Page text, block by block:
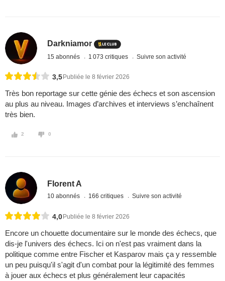
Darkniamor
15 abonnés 1 073 critiques Suivre son activité
3,5 Publiée le 8 février 2026
Très bon reportage sur cette génie des échecs et son ascension
au plus au niveau. Images d’archives et interviews s’enchaînent
très bien.
2 0
Florent A
10 abonnés 166 critiques Suivre son activité
4,0 Publiée le 8 février 2026
Encore un chouette documentaire sur le monde des échecs, que
dis-je l'univers des échecs. Ici on n'est pas vraiment dans la
politique comme entre Fischer et Kasparov mais ça y ressemble
un peu puisqu'il s'agit d'un combat pour la légitimité des femmes
à jouer aux échecs et plus généralement leur capacités